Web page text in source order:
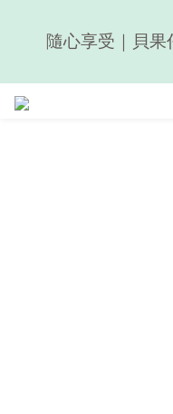
隨心享受｜貝果
隨心享受｜貝果
新會員送50元購